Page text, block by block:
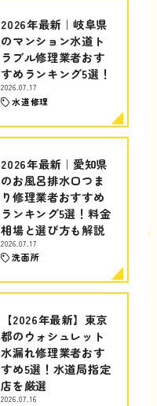
2026年最新｜岐阜県
のマンション水道ト
ラブル修理業者おす
すめランキング5選！
2026.07.17
水道修理
2026年最新｜愛知県
のお風呂排水口つま
り修理業者おすすめ
ランキング5選！料金
相場と選び方も解説
2026.07.17
洗面所
【2026年最新】東京
都のウォシュレット
水漏れ修理業者おす
すめ5選！水道局指定
店を厳選
2026.07.16